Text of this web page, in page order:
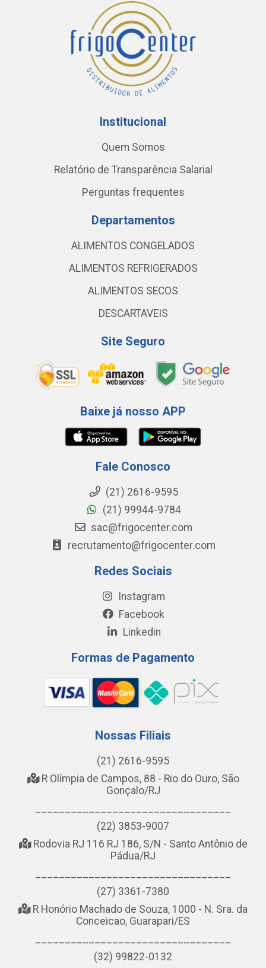
Institucional
Quem Somos
Relatório de Transparência Salarial
Perguntas frequentes
Departamentos
ALIMENTOS CONGELADOS
ALIMENTOS REFRIGERADOS
ALIMENTOS SECOS
DESCARTAVEIS
Site Seguro
Baixe já nosso APP
Fale Conosco
(21) 2616-9595
(21) 99944-9784
sac@frigocenter.com
recrutamento@frigocenter.com
Redes Sociais
Instagram
Facebook
Linkedin
Formas de Pagamento
Nossas Filiais
(21) 2616-9595
R Olímpia de Campos, 88 - Rio do Ouro, São
Gonçalo/RJ
(22) 3853-9007
Rodovia RJ 116 RJ 186, S/N - Santo Antônio de
Pádua/RJ
(27) 3361-7380
R Honório Machado de Souza, 1000 - N. Sra. da
Conceicao, Guarapari/ES
(32) 99822-0132